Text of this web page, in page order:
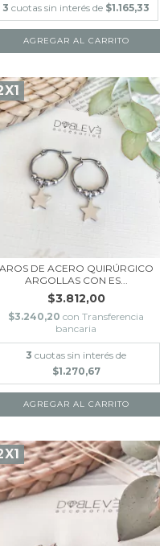
3 cuotas sin interés de $1.165,33
AGREGAR AL CARRITO
AROS DE ACERO QUIRÚRGICO
ARGOLLAS CON ES...
$3.812,00
$3.240,20 con Transferencia
bancaria
3 cuotas sin interés de
$1.270,67